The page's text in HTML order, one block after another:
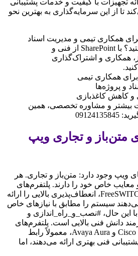
تجهیزات با کیفیت و خدمات پشتیبانی
تا از این سرمایه‌گذاری به بهترین نحو
برای همکاری تیمی و مدیریت اسناد
در سازمان خود هستید؟ با SharePoint از فنی و
همکاری و اشتراک‌گذاری
همکاری تیمی
و پروژه‌ها
و کاهش کاغذبازی
بیشتر و مشاوره تخصصی، همین
متن‌باز و تجاری ویپ
ویپ وجود دارد: متن‌باز و تجاری. هر
معایب خاص خود را دارند. پلتفرم‌های
متن‌باز مانند Asterisk و FreeSWITCH، انعطاف‌پذیری بالایی را ارائه
سیستم را مطابق با نیازهای خاص
این حال، #نصب_و_راه_اندازی و
دانش فنی بالایی است. پلتفرم‌های
تجاری مانند Cisco Call Manager و Avaya Aura، معمولاً رابط
فنی بهتری ارائه می‌دهند، اما